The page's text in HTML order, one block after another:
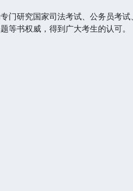
门研究国家司法考试、公务员考
等书权威，得到广大考生的认可。